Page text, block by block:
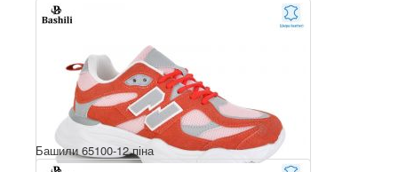
Башили 65100-12 піна